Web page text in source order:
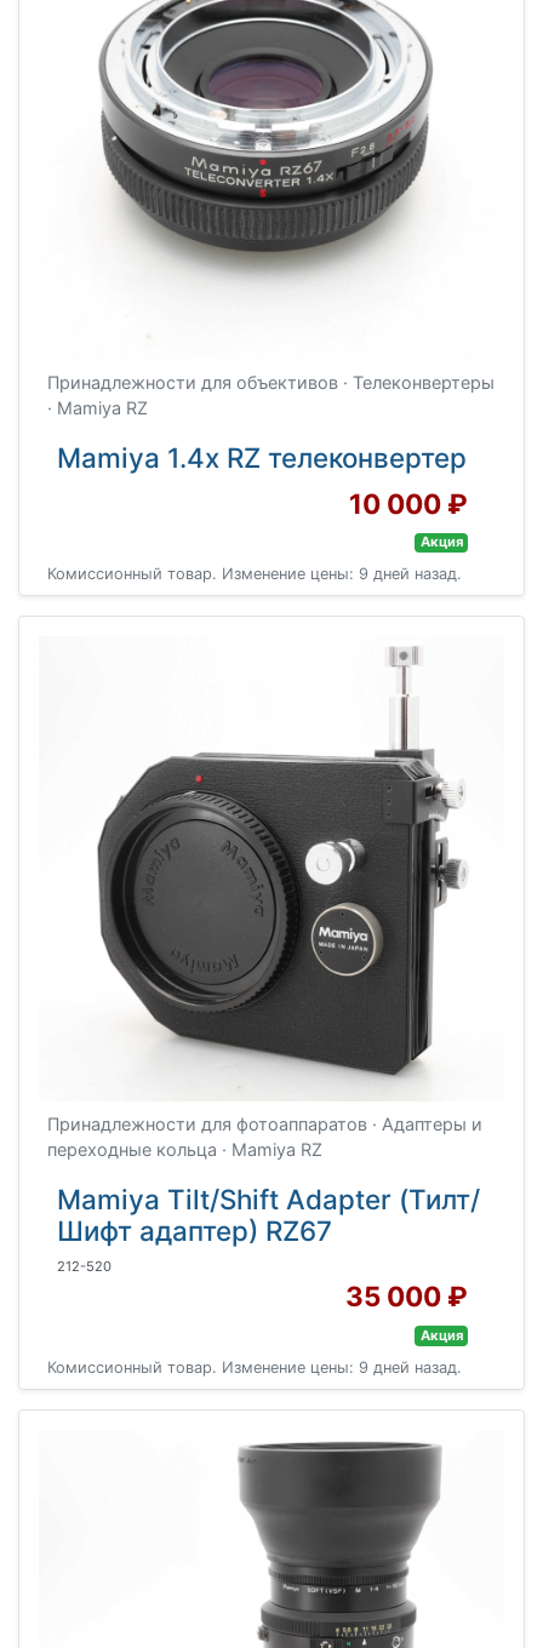
Принадлежности для объективов · Телеконвертеры
· Mamiya RZ
Mamiya 1.4x RZ телеконвертер
10 000 ₽
Акция
Комиссионный товар. Изменение цены: 9 дней назад.
Принадлежности для фотоаппаратов · Адаптеры и
переходные кольца · Mamiya RZ
Mamiya Tilt/Shift Adapter (Тилт/
Шифт адаптер) RZ67
212-520
35 000 ₽
Акция
Комиссионный товар. Изменение цены: 9 дней назад.